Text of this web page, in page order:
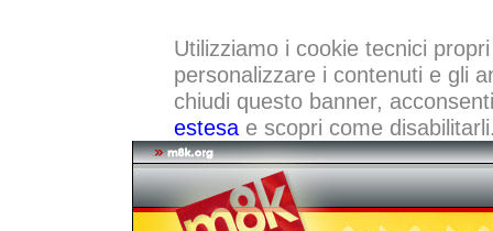
Utilizziamo i cookie tecnici
personalizzare i contenuti e gli
chiudi questo banner,
estesae scopri come